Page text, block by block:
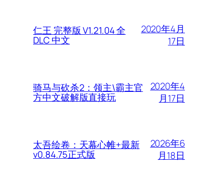
仁王 完整版 V1.21.04 全
DLC 中文
2020年4月
17日
骑马与砍杀2：领主\霸主官
方中文破解版直接玩
2020年4
月17日
太吾绘卷：天幕心帷+最新
v0.84.75正式版
2026年6
月18日